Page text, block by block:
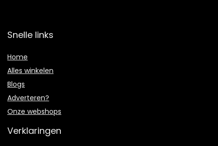
Snelle links
Home
Alles winkelen
Blogs
Adverteren?
Onze webshops
Verklaringen